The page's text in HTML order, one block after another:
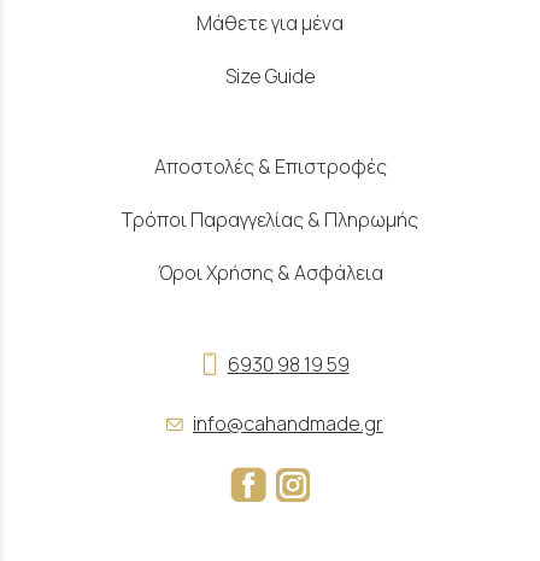
Μάθετε για μένα
Size Guide
Αποστολές & Επιστροφές
Τρόποι Παραγγελίας & Πληρωμής
Όροι Χρήσης & Ασφάλεια
6930 98 19 59
info@cahandmade.gr